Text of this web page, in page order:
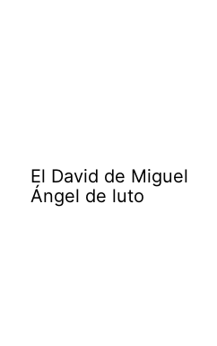
El David de Miguel
Ángel de luto